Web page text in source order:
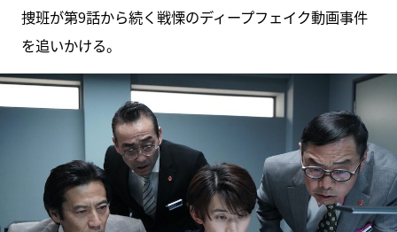
捜班が第9話から続く戦慄のディープフェイク動画事件
を追いかける。